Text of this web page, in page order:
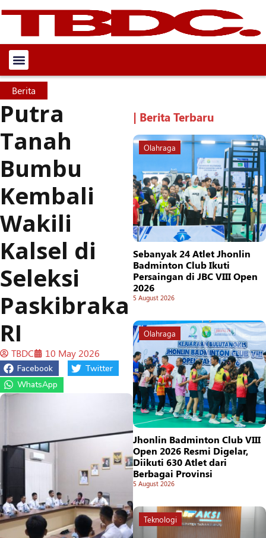
Berita
Putra
Tanah
Bumbu
Kembali
Wakili
Kalsel di
Seleksi
Paskibraka
RI
TBDC 10 May 2026
Facebook
Twitter
WhatsApp
| Berita Terbaru
Olahraga
Sebanyak 24 Atlet Jhonlin
Badminton Club Ikuti
Persaingan di JBC VIII Open
2026
5 August 2026
Olahraga
Jhonlin Badminton Club VIII
Open 2026 Resmi Digelar,
Diikuti 630 Atlet dari
Berbagai Provinsi
5 August 2026
Teknologi